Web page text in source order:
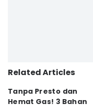
Related Articles
Tanpa Presto dan
Hemat Gas! 3 Bahan